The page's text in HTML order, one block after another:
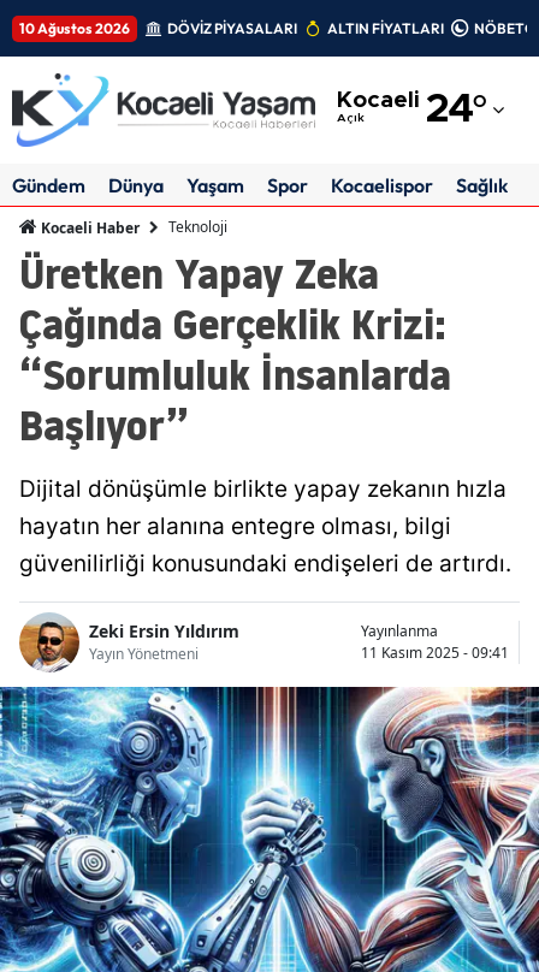
10 Ağustos 2026 DÖVİZ PİYASALARI ALTIN FİYATLARI
Kocaeli
Açık 24°
Adıyaman
Amasya
Ankara
Antalya
Balıkesir
Bilecik
Bitlis
Bolu
Burdur
Bursa
Çanakkale
Çankırı
Çorum
Gündem Dünya Yaşam Spor Kocaelispor Sağlık
Kocaeli Haber Teknoloji
Üretken Yapay Zeka
Çağında Gerçeklik Krizi:
“Sorumluluk İnsanlarda
Başlıyor”
Dijital dönüşümle birlikte yapay zekanın hızla
hayatın her alanına entegre olması, bilgi
güvenilirliği konusundaki endişeleri de artırdı.
Zeki Ersin Yıldırım
Yayın Yönetmeni
Yayınlanma
11 Kasım 2025 - 09:41